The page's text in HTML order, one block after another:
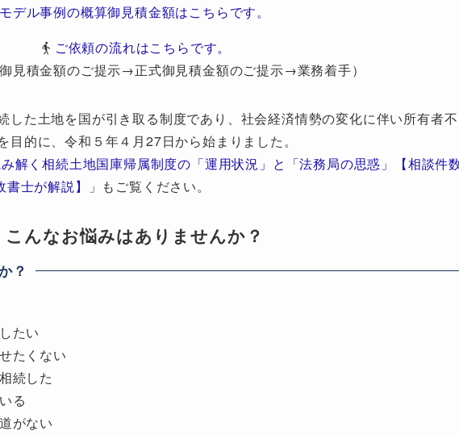
モデル事例の概算御見積金額はこちらです。
ご依頼の流れはこちらです。
見積金額のご提示→正式御見積金額のご提示→業務着手）
した土地を国が引き取る制度であり、社会経済情勢の変化に伴い所有者不
的に、令和５年４月27日から始まりました。
解く相続土地国庫帰属制度の「運用状況」と「法務局の思惑」【相談件
士が解説】
」もご覧ください。
こんなお悩みはありませんか？
？
たい
たくない
続した
る
がない